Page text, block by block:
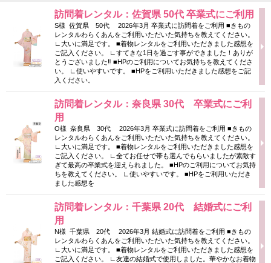
訪問着レンタル：佐賀県 50代 卒業式にご利用
S様 佐賀県 50代 2026年3月 卒業式に訪問着をご利用 ■きもの
レンタルわらくあんをご利用いただいた気持ちを教えてください。
∟大いに満足です。 ■着物レンタルをご利用いただきました感想を
ご記入ください。 ∟すてきな1日を過ごす事ができました！ありが
とうございました‼ ■HPのご利用についてお気持ちを教えてくださ
い。 ∟使いやすいです。 ■HPをご利用いただきました感想をご記
入ください。
訪問着レンタル：奈良県 30代 卒業式にご利
用
O様 奈良県 30代 2026年3月 卒業式に訪問着をご利用 ■きもの
レンタルわらくあんをご利用いただいた気持ちを教えてください。
∟大いに満足です。 ■着物レンタルをご利用いただきました感想を
ご記入ください。 ∟全てお任せで帯も選んでもらいましたが素敵す
ぎて最高の卒業式を迎えられました。 ■HPのご利用についてお気持
ちを教えてください。 ∟使いやすいです。 ■HPをご利用いただき
ました感想を
訪問着レンタル：千葉県 20代 結婚式にご利
用
N様 千葉県 20代 2026年3月 結婚式に訪問着をご利用 ■きもの
レンタルわらくあんをご利用いただいた気持ちを教えてください。
∟大いに満足です。 ■着物レンタルをご利用いただきました感想を
ご記入ください。 ∟友達の結婚式で使用しました。華やかなお着物